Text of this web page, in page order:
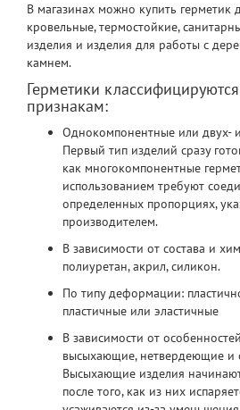
В магазинах можно купить герметик
кровельные, термостойкие,
изделия и изделия для работы с
камнем.
Герметики
признакам:
Однокомпонентные или двух-
Первый тип изделий сразу
как многокомпонентные
использованием требуют
определенных пропорциях,
производителем.
В зависимости от состава и
полиуретан, акрил, силикон.
По типу деформации:
пластичные или эластичные
В зависимости от
высыхающие, нетвердеющие и
Высыхающие изделия
после того, как из них